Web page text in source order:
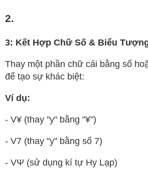
2.
3: Kết Hợp Chữ Số & Biểu
Thay một phần chữ cái bằng số
để tạo sự khác biệt:
Ví dụ:
- V¥ (thay "y" bằng "¥")
- V7 (thay "y" bằng số 7)
- VΨ (sử dụng kí tự Hy Lạp)